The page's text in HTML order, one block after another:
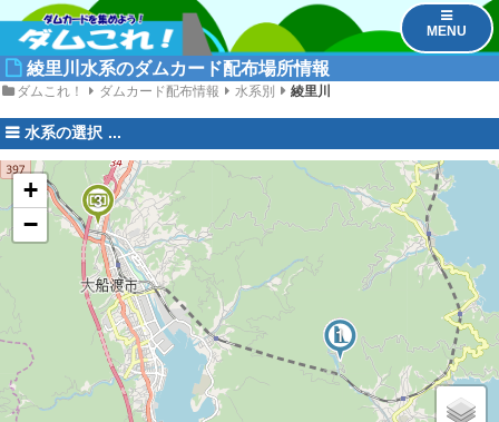
MENU
綾里川水系のダムカード配布場所情報
ダムこれ！ ダムカード配布情報 水系別 綾里川
水系の選択
3
2
1
+
−